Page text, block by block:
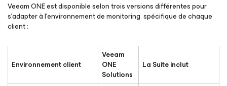
Veeam ONE est disponible selon trois versions différentes pour
s’adapter à l’environnement de monitoring spécifique de chaque
client :
Environnement client
Veeam
ONE
Solutions
La Suite inclut